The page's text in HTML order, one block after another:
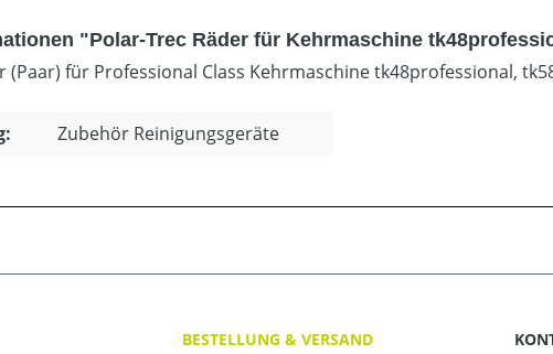
"Polar-Trec Räder für Kehrmaschine
(Paar) für Professional Class Kehrmaschine tk48professional,
Zubehör Reinigungsgeräte
BESTELLUNG & VERSAND